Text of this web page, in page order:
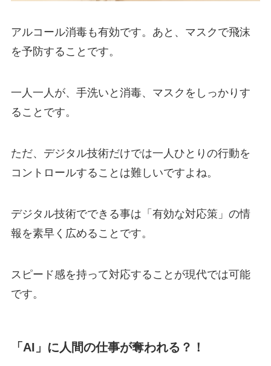
アルコール消毒も有効です。あと、マスクで飛沫
を予防することです。
一人一人が、手洗いと消毒、マスクをしっかりす
ることです。
ただ、デジタル技術だけでは一人ひとりの行動を
コントロールすることは難しいですよね。
デジタル技術でできる事は 「有効な対応策」の情
報を素早く広めること です。
スピード感を持って対応することが現代では可能
です。
「AI」 に人間の仕事が奪われる？！